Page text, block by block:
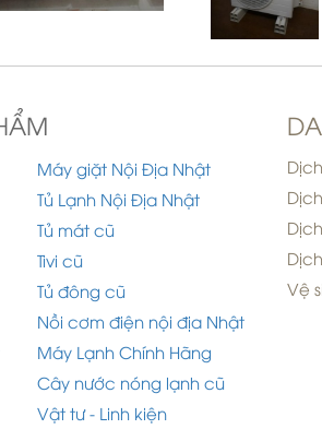
Máy giặt Nội Địa Nhật
Tủ Lạnh Nội Địa Nhật
Tủ mát cũ
Tivi cũ
Tủ đông cũ
Nồi cơm điện nội địa Nhật
Máy Lạnh Chính Hãng
Cây nước nóng lạnh cũ
Vật tư - Linh kiện
Vệ